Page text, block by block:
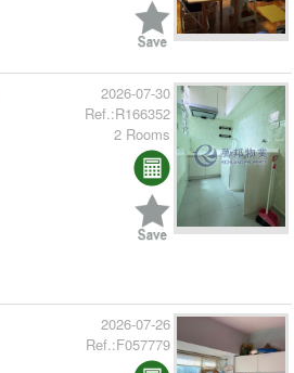
2026-07-30
Ref.:R166352
2 Rooms
2026-07-26
Ref.:F057779